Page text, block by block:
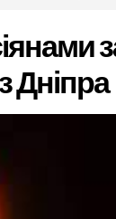
Дніпра